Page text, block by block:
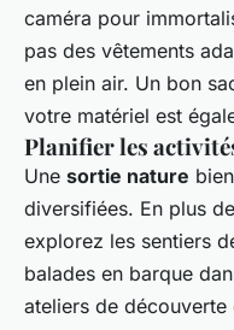
caméra pour
pas des vêtements
en plein air. Un bon
votre matériel est
Planifier les
Une sortie nature
diversifiées. En plus
explorez les sentiers
balades en barque
ateliers de découverte